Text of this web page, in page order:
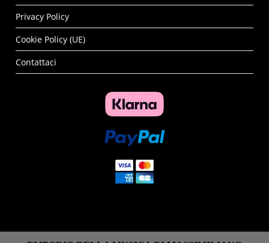
Privacy Policy
Cookie Policy (UE)
Contattaci